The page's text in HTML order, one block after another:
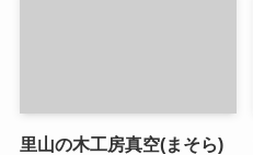
里山の木工房真空(まそら)